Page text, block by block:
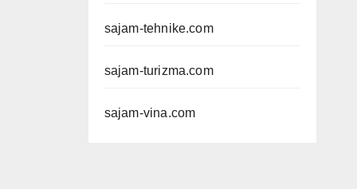
sajam-tehnike.com
sajam-turizma.com
sajam-vina.com